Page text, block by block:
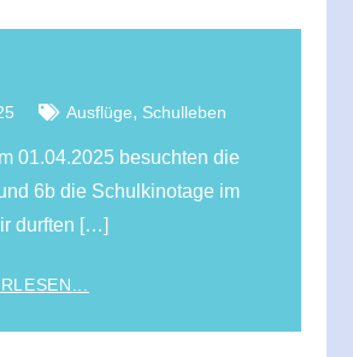
Ausflüge, Schulleben
01.04.2025 besuchten die
6b die Schulkinotage im
durften […]